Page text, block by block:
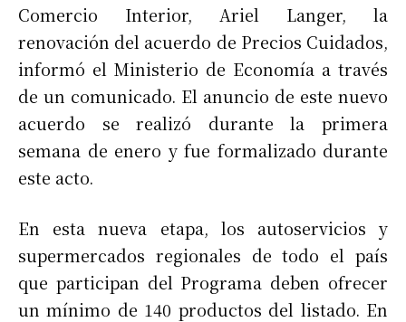
Comercio Interior, Ariel Langer, la
renovación del acuerdo de Precios Cuidados,
informó el Ministerio de Economía a través
de un comunicado. El anuncio de este nuevo
acuerdo se realizó durante la primera
semana de enero y fue formalizado durante
este acto.
En esta nueva etapa, los autoservicios y
supermercados regionales de todo el país
que participan del Programa deben ofrecer
un mínimo de 140 productos del listado. En